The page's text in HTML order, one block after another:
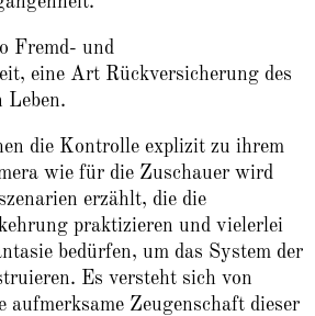
Fremd- und
eine Art Rückversicherung des
Leben.
die Kontrolle explizit zu ihrem
wie für die Zuschauer wird
erzählt, die die
praktizieren und vielerlei
bedürfen, um das System der
Es versteht sich von
aufmerksame Zeugenschaft dieser